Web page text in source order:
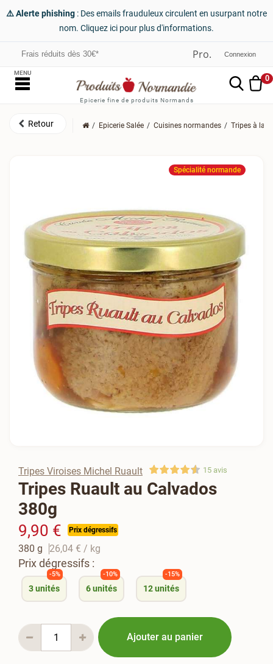
⚠️ Alerte phishing : Des emails frauduleux circulent en usurpant notre
nom. Cliquez ici pour plus d'informations.
Frais réduits dès 30€* Connexion
Epicerie fine de produits Normands
0
MENU
Epicerie Salée Cuisines normandes Tripes à la
Spécialité normande
Tripes Viroises Michel Ruault 15avis
Tripes Ruault au Calvados
380g
9,90 € Prix dégressifs
380 g 26,04 € / kg
Prix dégressifs :
3unités
-5%
6unités
-10%
12 unités
-15%
Ajouter au panier